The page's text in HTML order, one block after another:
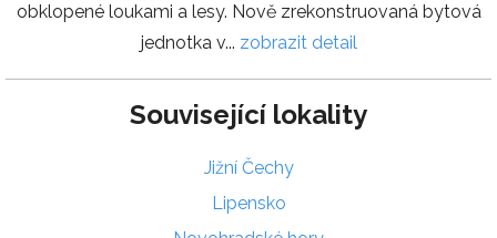
obklopené loukami a lesy. Nově zrekonstruovaná bytová
jednotka v... zobrazit detail
Související lokality
Jižní Čechy
Lipensko